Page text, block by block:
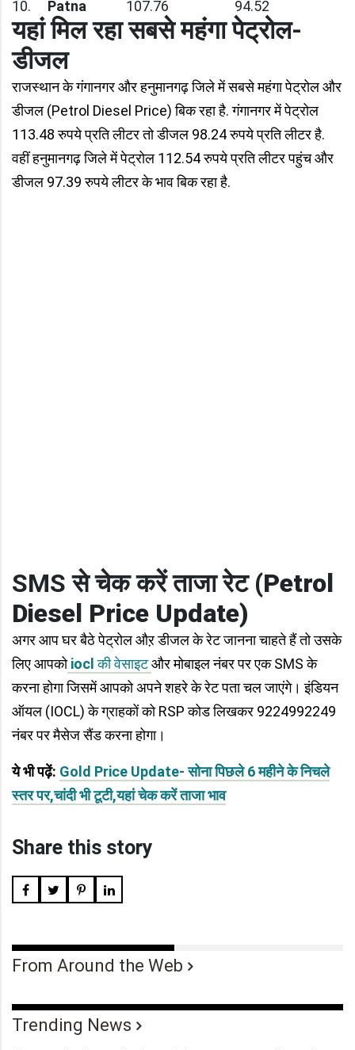
10. Patna 107.76 94.52
यहां मिल रहा सबसे महंगा पेट्रोल-
डीजल
राजस्‍थान के गंगानगर और हनुमानगढ़ जिले में सबसे महंगा पेट्रोल और
डीजल (Petrol Diesel Price) बिक रहा है. गंगानगर में पेट्रोल
113.48 रुपये प्रति लीटर तो डीजल 98.24 रुपये प्रति लीटर है.
वहीं हनुमानगढ़ जिले में पेट्रोल 112.54 रुपये प्रति लीटर पहुंच और
डीजल 97.39 रुपये लीटर के भाव बिक रहा है.
SMS से चेक करें ताजारेट (Petrol
Diesel Price Update)
अगर आप घर बैठे पेट्रोल औऱ डीजल के रेट जानना चाहते हैं तो उसके
लिए आपको iocl की वेसाइटऔर मोबाइल नंबर पर एक SMS के
करना होगा जिसमें आपको अपने शहरे के रेट पता चल जाएंगे। इंडियन
ऑयल (IOCL) के ग्राहकों को RSP कोड लिखकर 9224992249
नंबर पर मैसेज सैंड करना होगा।
ये भी पढ़ें: Gold Price Update- सोना पिछले 6 महीने के निचले
स्तर पर,चांदी भी टूटी,यहां चेक करें ताजा भाव
Share this story
From Around the Web
Trending News